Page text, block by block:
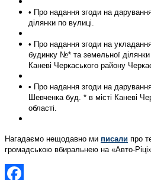
• Про надання згоди на
ділянки по вулиці.
• Про надання згоди на
будинку №* та земельної ділянки
Каневі Черкаського району
• Про надання згоди на
Шевченка буд. * в місті Каневі
області.
Нагадаємо нещодавно ми писали про
громадською вбиральнею на «Авто-